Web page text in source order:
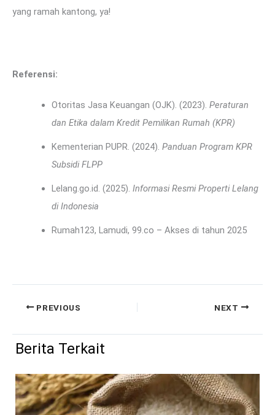
yang ramah kantong, ya!
Referensi:
Otoritas Jasa Keuangan (OJK). (2023). Peraturan
dan Etika dalam Kredit Pemilikan Rumah (KPR)
Kementerian PUPR. (2024). Panduan Program KPR
Subsidi FLPP
Lelang.go.id. (2025). Informasi Resmi Properti Lelang
di Indonesia
Rumah123, Lamudi, 99.co – Akses di tahun 2025
PREVIOUS NEXT
Berita Terkait